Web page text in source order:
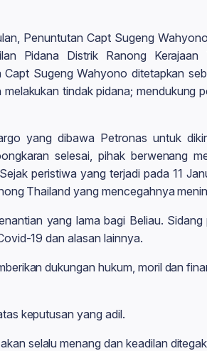
Penuntutan Capt Sugeng
Pidana Distrik Ranong
Sugeng Wahyono ditetapkan
tindak pidana; mendukung
yang dibawa Petronas untuk
selesai, pihak berwenang
peristiwa yang terjadi pada 11
Thailand yang mencegahnya
yang lama bagi Beliau.
19 dan alasan lainnya.
dukungan hukum, moril dan
keputusan yang adil.
selalu menang dan keadilan